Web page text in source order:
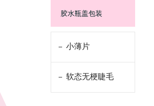
胶水瓶盖包装
小薄片
软态无梗睫毛